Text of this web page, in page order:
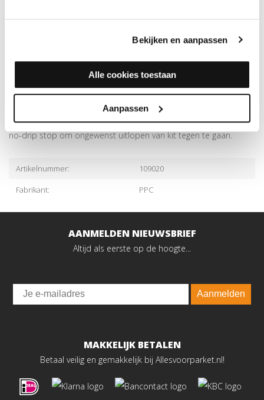
Bekijken en aanpassen
Alle cookies toestaan
Aanpassen
8,95
KITPISTOOL PROFESSIONEEL
Kitpistool - Kitspuit met ronde drijfstang voor het aanbrengen
van alle types kit of lijm in tubes van 290 of 310 ml. Voorzien van
no-drip stop om ongewenst uitlopen van kit tegen te gaan.
Artikelnummer:
109020
Fabrikant:
PPC
AANMELDEN NIEUWSBRIEF
Altijd als eerste op de hoogte...
Email
Aanmelden
MAKKELIJK BETALEN
Betaal veilig en gemakkelijk bij Allesvoorparket.nl!